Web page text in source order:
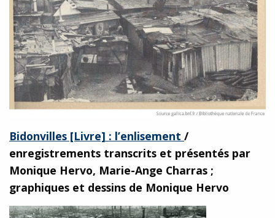
Bidonvilles [Livre] : l’enlisement /
enregistrements transcrits et présentés par
Monique Hervo, Marie-Ange Charras ;
graphiques et dessins de Monique Hervo